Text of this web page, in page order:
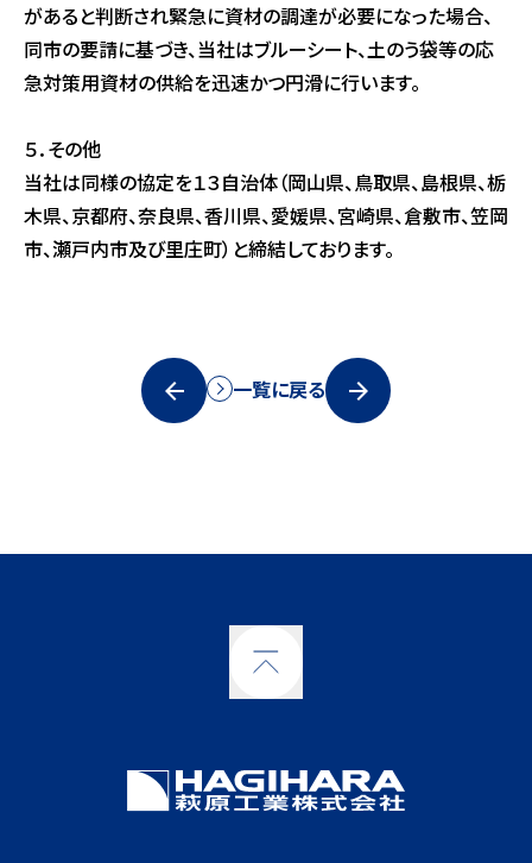
があると判断され緊急に資材の調達が必要になった場合、
同市の要請に基づき、当社はブルーシート、土のう袋等の応
急対策用資材の供給を迅速かつ円滑に行います。
５．その他
当社は同様の協定を１３自治体（岡山県、鳥取県、島根県、栃
木県、京都府、奈良県、香川県、愛媛県、宮崎県、倉敷市、笠岡
市、瀬戸内市及び里庄町）と締結しております。
一覧に戻る